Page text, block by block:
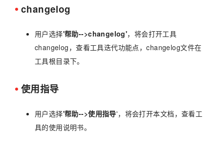
changelog
用户选择'帮助-->changelog'，将会打开工具
changelog，查看工具迭代功能点，changelog文件在
工具根目录下。
使用指导
用户选择'帮助-->使用指导'，将会打开本文档，查看工
具的使用说明书。